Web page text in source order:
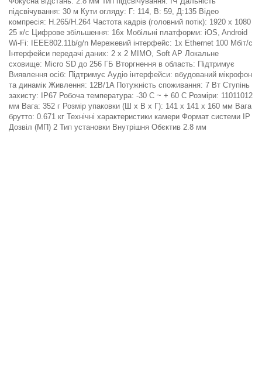
підсвічування: 30 м Кути огляду: Г: 114, В: 59, Д:135 Відео
компресія: H.265/H.264 Частота кадрів (головний потік): 1920 х 1080
25 к/с Цифрове збільшення: 16х Мобільні платформи: iOS, Android
Wi-Fi: IEEE802.11b/g/n Мережевий інтерфейс: 1x Ethernet 100 Мбіт/с
Інтерфейси передачі даних: 2 x 2 MIMO, Soft AP Локальне
сховище: Micro SD до 256 ГБ Вторгнення в область: Підтримує
Виявлення осіб: Підтримує Аудіо інтерфейси: вбудований мікрофон
та динамік Живлення: 12В/1A Потужність споживання: 7 Вт Ступінь
захисту: IP67 Робоча температура: -30 C ~ + 60 C Розміри: 11011012
мм Вага: 352 г Розмір упаковки (Ш х В х Г): 141 x 141 x 160 мм Вага
брутто: 0.671 кг Технічні характеристики камери Формат системи IP
Дозвіл (МП) 2 Тип установки Внутрішня Обєктив 2.8 мм